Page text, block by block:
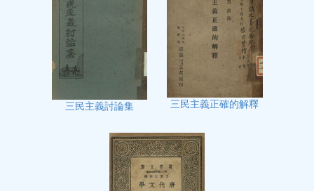
三民主義討論集 三民主義正確的解釋